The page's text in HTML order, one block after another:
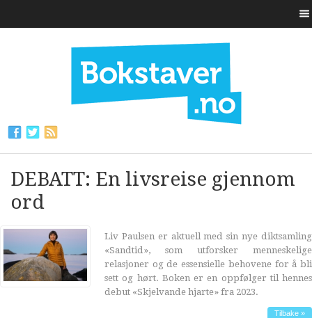
DEBATT: En livsreise gjennom
ord
Liv Paulsen er aktuell med sin nye diktsamling
«Sandtid», som utforsker menneskelige
relasjoner og de essensielle behovene for å bli
sett og hørt. Boken er en oppfølger til hennes
debut «Skjelvande hjarte» fra 2023.
Tilbake »